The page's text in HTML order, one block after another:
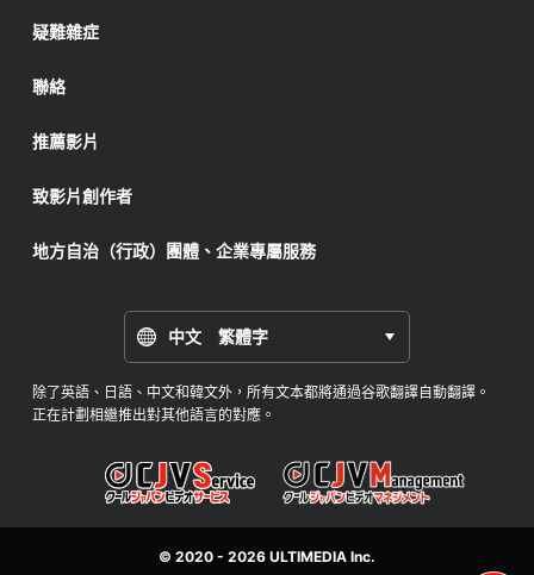
疑難雜症
聯絡
推薦影片
致影片創作者
地方自治（行政）團體、企業專屬服務
中文 繁體字
除了英語、日語、中文和韓文外，所有文本都將通過谷歌翻譯自動翻譯。
正在計劃相繼推出對其他語言的對應。
© 2020 - 2026 ULTIMEDIA Inc.